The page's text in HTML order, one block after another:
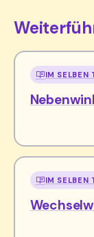
IM SELBEN
IM SELBEN